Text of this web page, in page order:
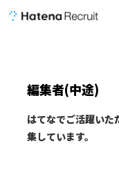
編集者(中途)
はてなでご活躍いた
集しています。